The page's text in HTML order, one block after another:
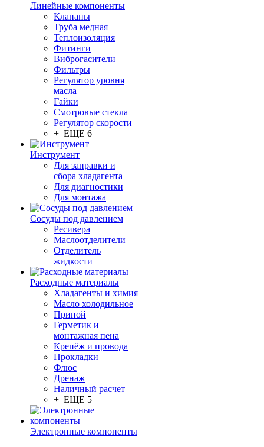
Линейные компоненты
Клапаны
Труба медная
Теплоизоляция
Фитинги
Виброгасители
Фильтры
Регулятор уровня
масла
Гайки
Смотровые стекла
Регулятор скорости
+ ЕЩЕ 6
Инструмент
Для заправки и
сбора хладагента
Для диагностики
Для монтажа
Сосуды под давлением
Ресивера
Маслоотделители
Отделитель
жидкости
Расходные материалы
Хладагенты и химия
Масло холодильное
Припой
Герметик и
монтажная пена
Крепёж и провода
Прокладки
Флюс
Дренаж
Наличный расчет
+ ЕЩЕ 5
Электронные компоненты